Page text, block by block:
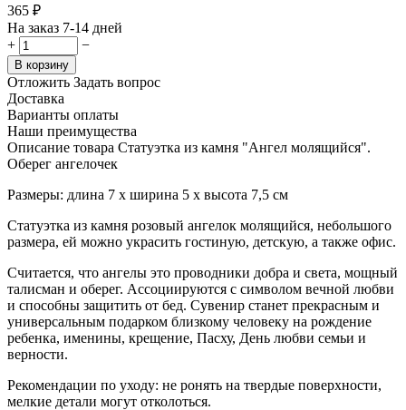
‍365‍ ₽
На заказ 7-14 дней
+
−
В корзину
Отложить Задать вопрос
Доставка
Варианты оплаты
Наши преимущества
Описание товара Статуэтка из камня "Ангел молящийся".
Оберег ангелочек
Размеры: длина 7 x ширина 5 x высота 7,5 см
Статуэтка из камня розовый ангелок молящийся, небольшого
размера, ей можно украсить гостиную, детскую, а также офис.
Считается, что ангелы это проводники добра и света, мощный
талисман и оберег. Ассоциируются с символом вечной любви
и способны защитить от бед. Сувенир станет прекрасным и
универсальным подарком близкому человеку на рождение
ребенка, именины, крещение, Пасху, День любви семьи и
верности.
Рекомендации по уходу: не ронять на твердые поверхности,
мелкие детали могут отколоться.